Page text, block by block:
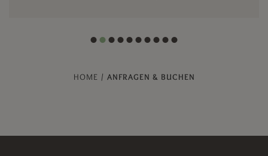
HOME / ANFRAGEN & BUCHEN